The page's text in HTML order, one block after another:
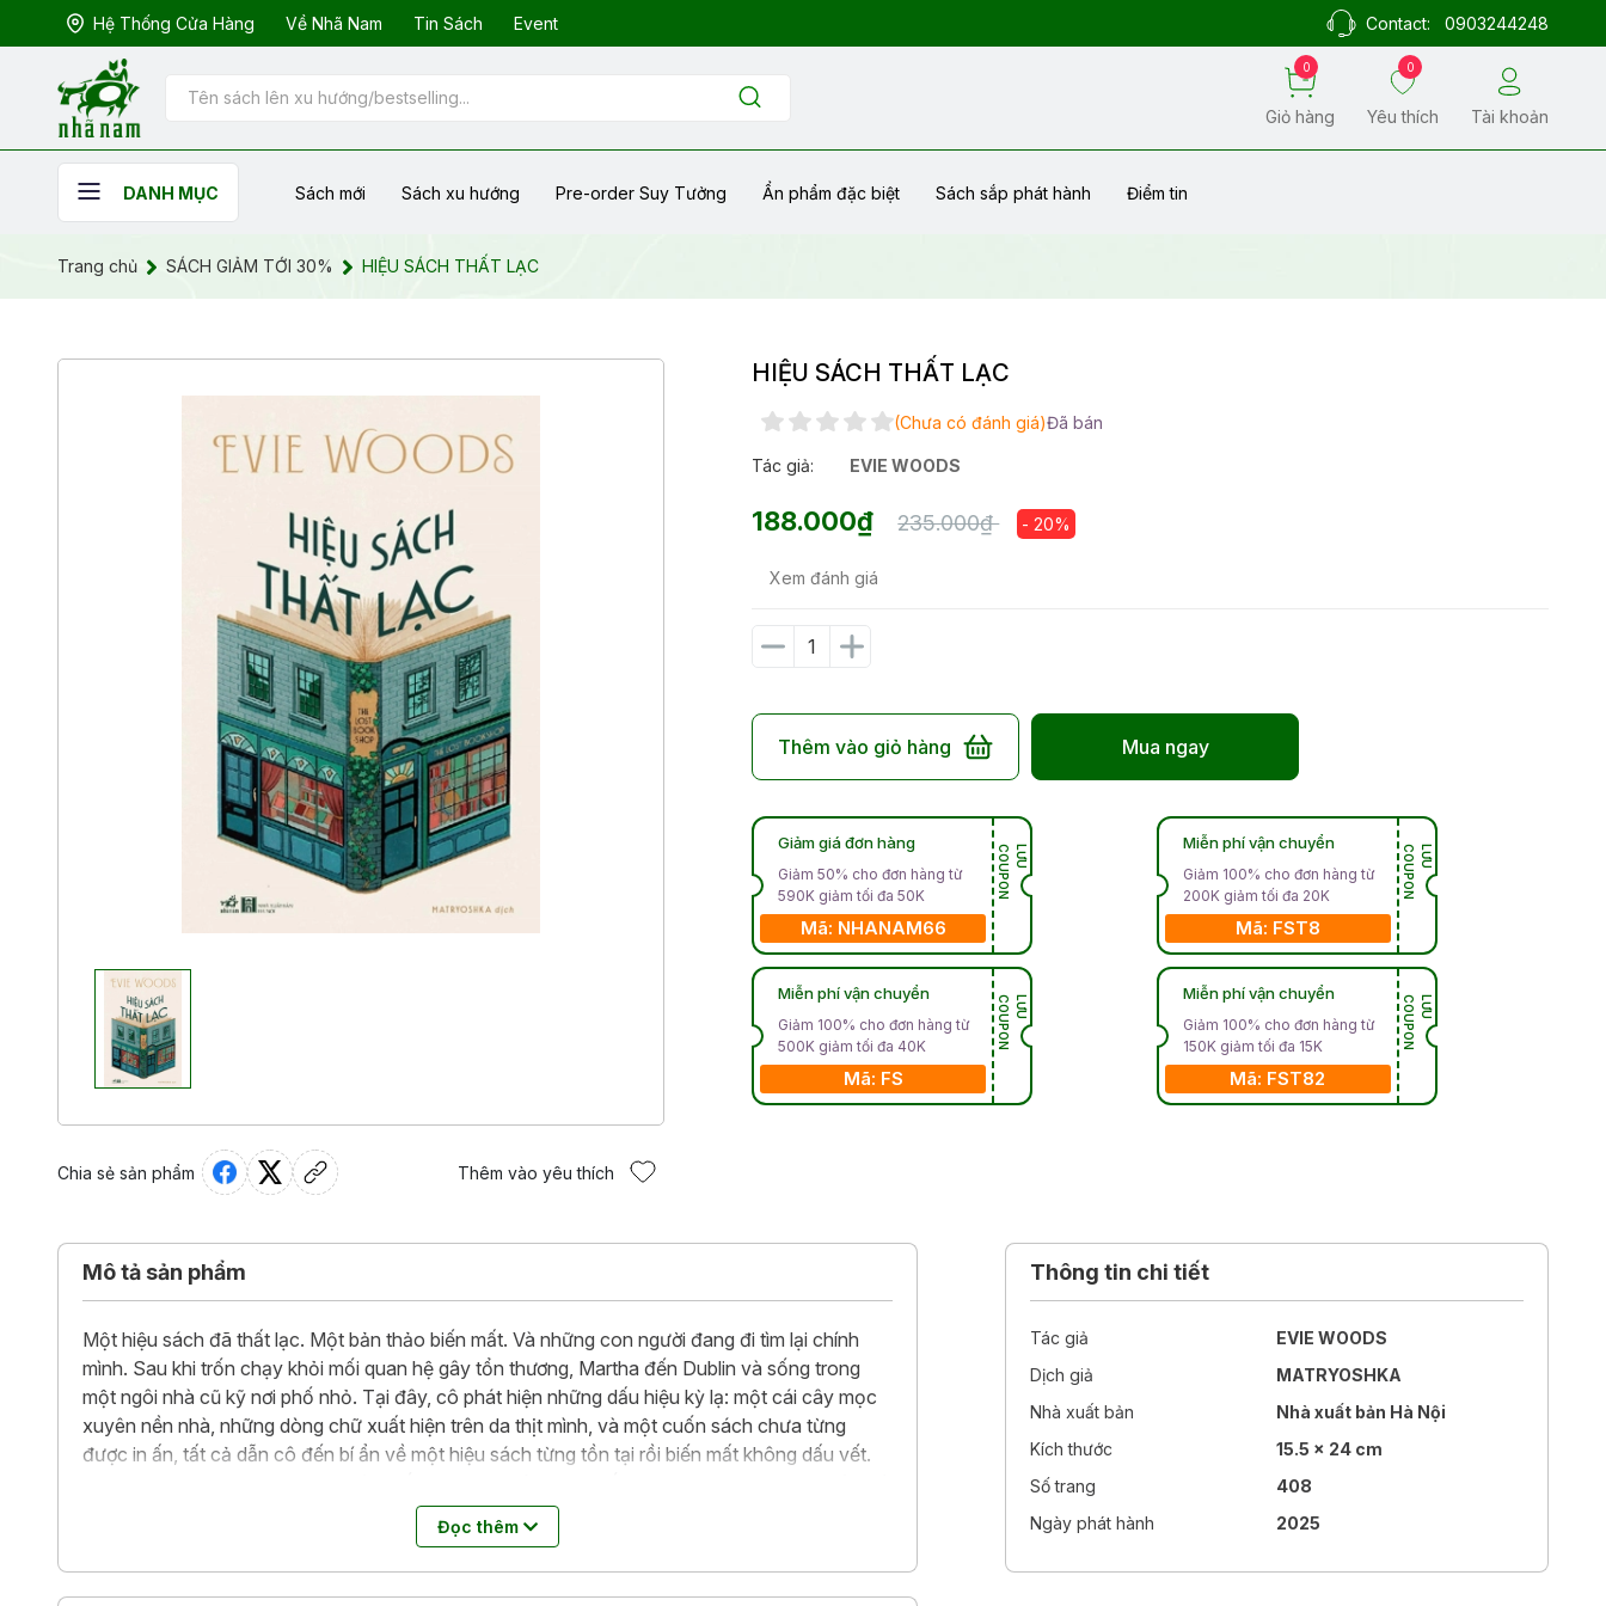
Hệ Thống Cửa Hàng Về Nhã Nam Tin Sách Event Contact: 0903244248
0
Giỏ hàng
0
Yêu thích Tài khoản
DANH MỤC Sách mới Sách xu hướng Pre-order Suy Tưởng Ẩn phẩm đặc biệt Sách sắp phát hành Điểm tin
Trang chủ SÁCH GIẢM TỚI 30% HIỆU SÁCH THẤT LẠC
Chia sẻ sản phẩm Thêm vào yêu thích
HIỆU SÁCH THẤT LẠC
(Chưa có đánh giá)Đã bán
Tác giả: EVIE WOODS
188.000₫ 235.000₫ - 20%
Xem đánh giá
Thêm vào giỏ hàng Mua ngay
Giảm giá đơn hàng
Giảm 50% cho đơn hàng từ
590K giảm tối đa 50K
Mã: NHANAM66
L
Ư
U
C
O
U
P
O
N
Miễn phí vận chuyển
Giảm 100% cho đơn hàng từ
500K giảm tối đa 40K
Mã: FS
L
Ư
U
C
O
U
P
O
N
Miễn phí vận chuyển
Giảm 100% cho đơn hàng từ
200K giảm tối đa 20K
Mã: FST8
L
Ư
U
C
O
U
P
O
N
Miễn phí vận chuyển
Giảm 100% cho đơn hàng từ
150K giảm tối đa 15K
Mã: FST82
L
Ư
U
C
O
U
P
O
N
Mô tả sản phẩm
Một hiệu sách đã thất lạc. Một bản thảo biến mất. Và những con người đang đi tìm lại chính
mình. Sau khi trốn chạy khỏi mối quan hệ gây tổn thương, Martha đến Dublin và sống trong
một ngôi nhà cũ kỹ nơi phố nhỏ. Tại đây, cô phát hiện những dấu hiệu kỳ lạ: một cái cây mọc
xuyên nền nhà, những dòng chữ xuất hiện trên da thịt mình, và một cuốn sách chưa từng
được in ấn, tất cả dẫn cô đến bí ẩn về một hiệu sách từng tồn tại rồi biến mất không dấu vết.
ấy, hai người xa lạ bị cuốn vào hành trình xuyên thời gian, lần theo dấu vết Opaline Carlisle -
một nhà buôn sách nữ can đảm sống ở Paris thập niên 1920, thời hoàng kim của giới buôn
sách hiếm, một người dám yêu, dám viết và để lại một câu chuyện suýt bị lịch sử chôn vùi.
Cuốn sách này không chỉ ngợi ca sức mạnh biến đổi cuộc đời của sách vở mà còn cả điều kỳ
Đọc thêm
Thông tin chi tiết
Tác giả
EVIE WOODS
Dịch giả
MATRYOSHKA
Nhà xuất bản
Nhà xuất bản Hà Nội
Kích thước
15.5 x 24 cm
Số trang
408
Ngày phát hành
2025